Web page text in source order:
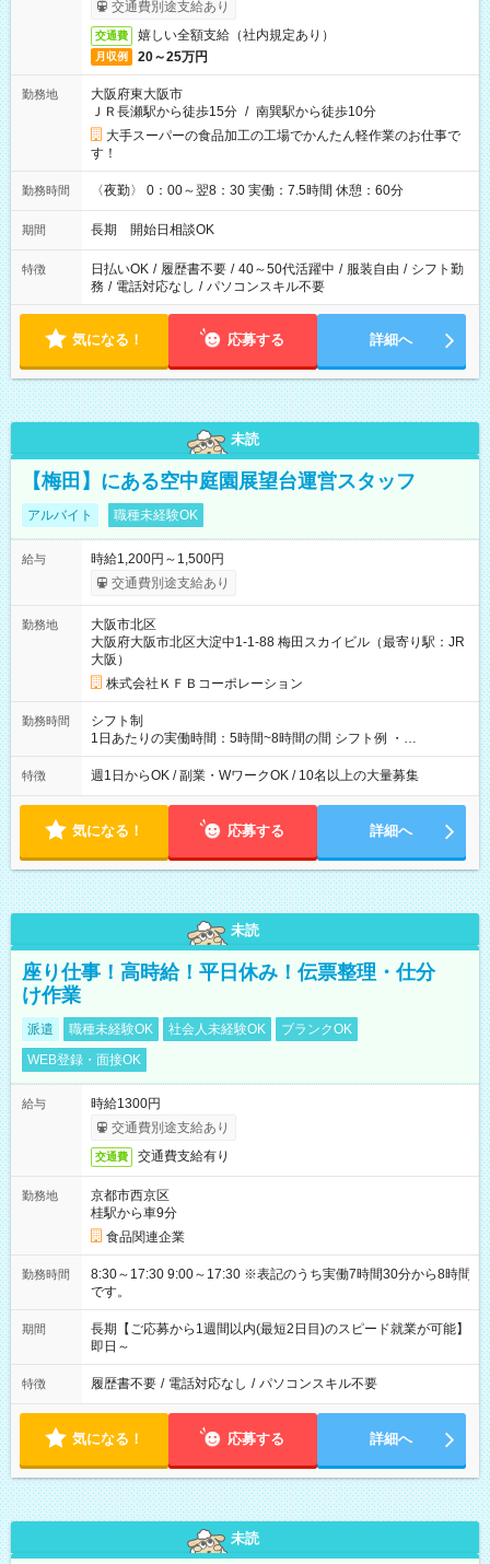
交通費別途支給あり
交通費 嬉しい全額支給（社内規定あり）
月収例 20～25万円
勤務地
大阪府東大阪市
ＪＲ長瀬駅から徒歩15分 / 南巽駅から徒歩10分
大手スーパーの食品加工の工場でかんたん軽作業のお仕事で
す！
勤務時間 〈夜勤〉 0：00～翌8：30 実働：7.5時間 休憩：60分
期間 長期 開始日相談OK
特徴 日払いOK / 履歴書不要 / 40～50代活躍中 / 服装自由 / シフト勤
務 / 電話対応なし / パソコンスキル不要
気になる！ 応募する 詳細へ
未読
【梅田】にある空中庭園展望台運営スタッフ
アルバイト 職種未経験OK
給与
時給1,200円～1,500円
交通費別途支給あり
勤務地
大阪市北区
大阪府大阪市北区大淀中1-1-88 梅田スカイビル（最寄り駅：JR
大阪）
株式会社ＫＦＢコーポレーション
勤務時間
シフト制
1日あたりの実働時間：5時間~8時間の間 シフト例 ・
9:30~18:00 実働7.5時間 ・9:30~14:30 実働5時間 ・
16:00~21:30 実働5.5時間
特徴 週1日からOK / 副業・WワークOK / 10名以上の大量募集
気になる！ 応募する 詳細へ
未読
座り仕事！高時給！平日休み！伝票整理・仕分
け作業
派遣 職種未経験OK 社会人未経験OK
ブランクOK
WEB登録・面接OK
給与
時給1300円
交通費別途支給あり
交通費 交通費支給有り
勤務地
京都市西京区
桂駅から車9分
食品関連企業
勤務時間
8:30～17:30 9:00～17:30 ※表記のうち実働7時間30分から8時間
です。
期間
長期【ご応募から1週間以内(最短2日目)のスピード就業が可能】
即日～
特徴 履歴書不要 / 電話対応なし / パソコンスキル不要
気になる！ 応募する 詳細へ
未読